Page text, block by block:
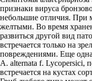
признаки вируса
небольшие отличия. При
желтыми. Во время
развиться другой вид
встречается только на
повреждениями. Еще
A. alternata f. Lycopersici,
встречается на кустах